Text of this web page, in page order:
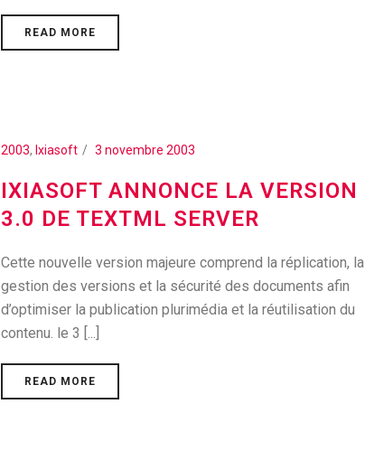
READ MORE
2003, Ixiasoft 3 novembre 2003
IXIASOFT ANNONCE LA VERSION
3.0 DE TEXTML SERVER
Cette nouvelle version majeure comprend la réplication, la
gestion des versions et la sécurité des documents afin
d’optimiser la publication plurimédia et la réutilisation du
contenu. le 3 [...]
READ MORE